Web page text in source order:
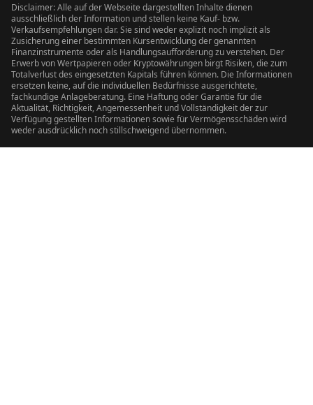
Disclaimer: Alle auf der Webseite dargestellten Inhalte dienen
ausschließlich der Information und stellen keine Kauf- bzw.
Verkaufsempfehlungen dar. Sie sind weder explizit noch implizit als
Zusicherung einer bestimmten Kursentwicklung der genannten
Finanzinstrumente oder als Handlungsaufforderung zu verstehen. Der
Erwerb von Wertpapieren oder Kryptowährungen birgt Risiken, die zum
Totalverlust des eingesetzten Kapitals führen können. Die Informationen
ersetzen keine, auf die individuellen Bedürfnisse ausgerichtete,
fachkundige Anlageberatung. Eine Haftung oder Garantie für die
Aktualität, Richtigkeit, Angemessenheit und Vollständigkeit der zur
Verfügung gestellten Informationen sowie für Vermögensschäden wird
weder ausdrücklich noch stillschweigend übernommen.